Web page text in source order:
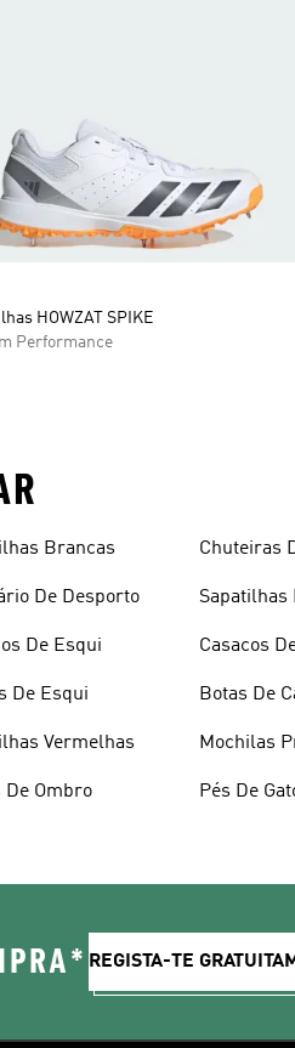
HOWZAT SPIKE
Performance
Brancas
De Desporto
De Esqui
De Esqui
Vermelhas
De Ombro
Chuteiras
Sapatilhas
Casacos
Botas De
Mochilas
Pés De
REGISTA-TE